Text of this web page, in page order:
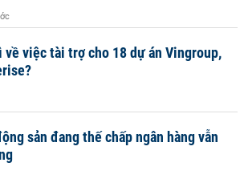
về việc tài trợ cho 18 dự án Vingroup,
sản đang thế chấp ngân hàng vẫn